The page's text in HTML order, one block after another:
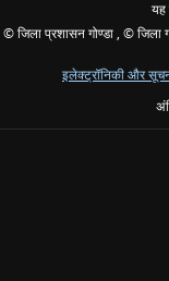
यह
© जिला प्रशासन गोण्डा , © जिला
इलेक्ट्रॉनिकी और